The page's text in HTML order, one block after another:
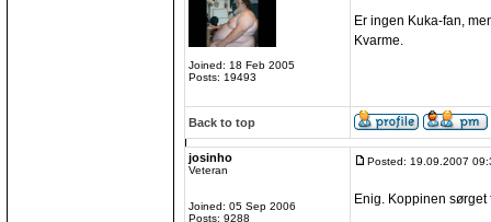
Joined: 18 Feb 2005
Posts: 19493
Er ingen Kuka-fan,
Kvarme.
Back to top
josinho
Veteran
Joined: 05 Sep 2006
Posts: 9288
Posted: 19.09.2007
Enig. Koppinen